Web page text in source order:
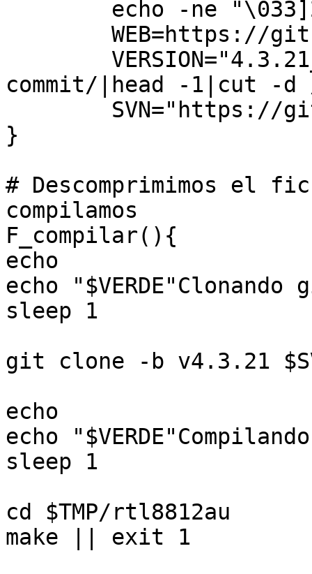
echo -ne
WEB=https://
commit/|head -1|cut
SVN="https://
}
# Descomprimimos el
compilamos
F_compilar(){
echo
echo
sleep 1
git clone -b v4.3.21
echo
echo
sleep 1
cd $TMP/rtl8812au
make || exit 1